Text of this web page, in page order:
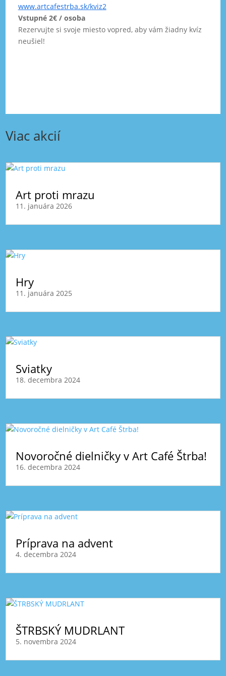
www.artcafestrba.sk/kviz2
Vstupné 2€ / osoba
Rezervujte si svoje miesto vopred, aby vám žiadny kvíz
neušiel!
Viac akcií
Art proti mrazu
11. januára 2026
Hry
11. januára 2025
Sviatky
18. decembra 2024
Novoročné dielničky v Art Café Štrba!
16. decembra 2024
Príprava na advent
4. decembra 2024
ŠTRBSKÝ MUDRLANT
5. novembra 2024